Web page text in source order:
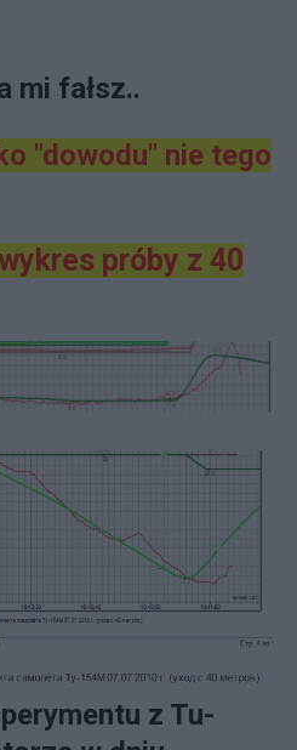
mi fałsz..
"dowodu" nie tego
próby z 40
z Tu-